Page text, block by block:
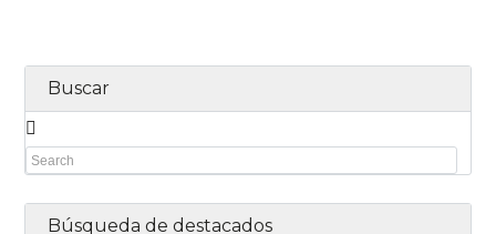
Buscar
Búsqueda de destacados